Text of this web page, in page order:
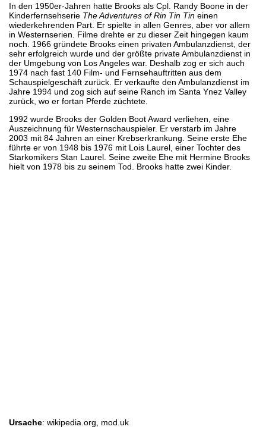
In den 1950er-Jahren hatte Brooks als Cpl. Randy Boone in der
Kinderfernsehserie The Adventures of Rin Tin Tin einen
wiederkehrenden Part. Er spielte in allen Genres, aber vor allem
in Westernserien. Filme drehte er zu dieser Zeit hingegen kaum
noch. 1966 gründete Brooks einen privaten Ambulanzdienst, der
sehr erfolgreich wurde und der größte private Ambulanzdienst in
der Umgebung von Los Angeles war. Deshalb zog er sich auch
1974 nach fast 140 Film- und Fernsehauftritten aus dem
Schauspielgeschäft zurück. Er verkaufte den Ambulanzdienst im
Jahre 1994 und zog sich auf seine Ranch im Santa Ynez Valley
zurück, wo er fortan Pferde züchtete.
1992 wurde Brooks der Golden Boot Award verliehen, eine
Auszeichnung für Westernschauspieler. Er verstarb im Jahre
2003 mit 84 Jahren an einer Krebserkrankung. Seine erste Ehe
führte er von 1948 bis 1976 mit Lois Laurel, einer Tochter des
Starkomikers Stan Laurel. Seine zweite Ehe mit Hermine Brooks
hielt von 1978 bis zu seinem Tod. Brooks hatte zwei Kinder.
Ursache: wikipedia.org, mod.uk